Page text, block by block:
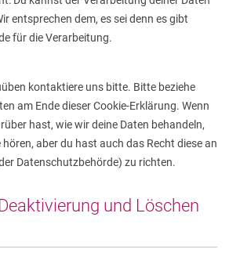
entsprechen dem, es sei denn es gibt
für die Verarbeitung.
kontaktiere uns bitte. Bitte beziehe
am Ende dieser Cookie-Erklärung. Wenn
hast, wie wir deine Daten behandeln,
aber du hast auch das Recht diese an
Datenschutzbehörde) zu richten.
und Löschen